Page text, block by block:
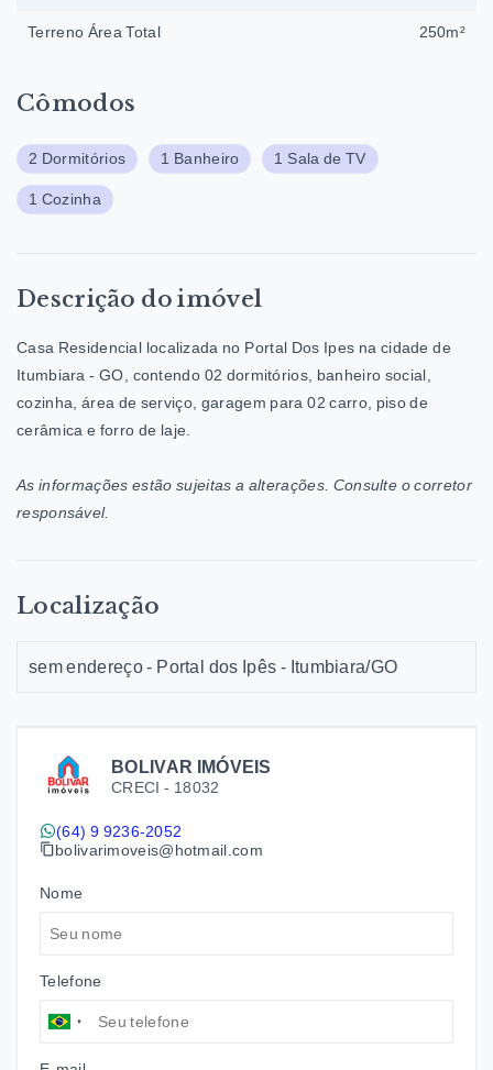
BOLIVAR IMÓVEIS
CRECI - 18032
(64) 9 9236-2052
bolivarimoveis@hotmail.com
Nome
Telefone
Cômodos
2 Dormitórios 1 Banheiro 1 Sala de TV
1 Cozinha
Descrição do imóvel
Casa Residencial localizada no Portal Dos Ipes na cidade de
Itumbiara - GO, contendo 02 dormitórios, banheiro social,
cozinha, área de serviço, garagem para 02 carro, piso de
cerâmica e forro de laje.
As informações estão sujeitas a alterações. Consulte o corretor
responsável.
Localização
sem endereço - Portal dos Ipês - Itumbiara/GO
Terreno Área Total 250m²